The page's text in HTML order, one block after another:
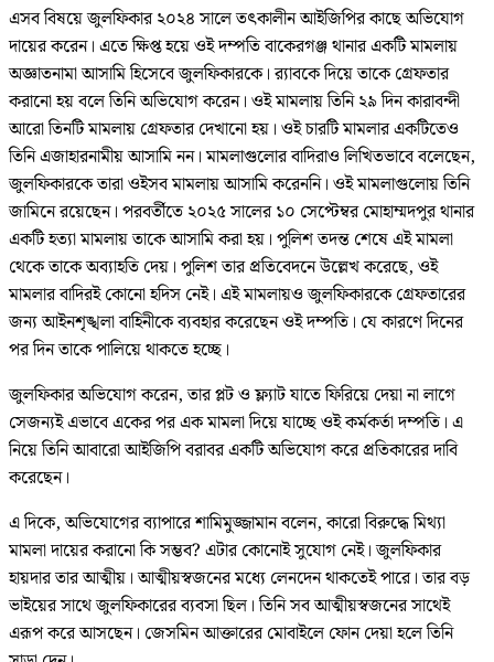
এসব বিষয়ে জুলফিকার ২০২৪ সালে তৎকালীন আইজিপির কাছে অভিযোগ
দায়ের করেন। এতে ক্ষিপ্ত হয়ে ওই দম্পতি বাকেরগঞ্জ থানার একটি মামলায়
অজ্ঞাতনামা আসামি হিসেবে জুলফিকারকে। র‌্যাবকে দিয়ে তাকে গ্রেফতার
করানো হয় বলে তিনি অভিযোগ করেন। ওই মামলায় তিনি ২৯ দিন কারাবন্দী
আরো তিনটি মামলায় গ্রেফতার দেখানো হয়। ওই চারটি মামলার একটিতেও
তিনি এজাহারনামীয় আসামি নন। মামলাগুলোর বাদিরাও লিখিতভাবে বলেছেন,
জুলফিকারকে তারা ওইসব মামলায় আসামি করেননি। ওই মামলাগুলোয় তিনি
জামিনে রয়েছেন। পরবর্তীতে ২০২৫ সালের ১০ সেপ্টেম্বর মোহাম্মদপুর থানার
একটি হত্যা মামলায় তাকে আসামি করা হয়। পুলিশ তদন্ত শেষে এই মামলা
থেকে তাকে অব্যাহতি দেয়। পুলিশ তার প্রতিবেদনে উল্লেখ করেছে, ওই
মামলার বাদিরই কোনো হদিস নেই। এই মামলায়ও জুলফিকারকে গ্রেফতারের
জন্য আইনশৃঙ্খলা বাহিনীকে ব্যবহার করেছেন ওই দম্পতি। যে কারণে দিনের
পর দিন তাকে পালিয়ে থাকতে হচ্ছে।
জুলফিকার অভিযোগ করেন, তার প্লট ও ফ্ল্যাট যাতে ফিরিয়ে দেয়া না লাগে
সেজন্যই এভাবে একের পর এক মামলা দিয়ে যাচ্ছে ওই কর্মকর্তা দম্পতি। এ
নিয়ে তিনি আবারো আইজিপি বরাবর একটি অভিযোগ করে প্রতিকারের দাবি
করেছেন।
এ দিকে, অভিযোগের ব্যাপারে শামিমুজ্জামান বলেন, কারো বিরুদ্ধে মিথ্যা
মামলা দায়ের করানো কি সম্ভব? এটার কোনোই সুযোগ নেই। জুলফিকার
হায়দার তার আত্মীয়। আত্মীয়স্বজনের মধ্যে লেনদেন থাকতেই পারে। তার বড়
ভাইয়ের সাথে জুলফিকারের ব্যবসা ছিল। তিনি সব আত্মীয়স্বজনের সাথেই
এরূপ করে আসছেন। জেসমিন আক্তারের মোবাইলে ফোন দেয়া হলে তিনি